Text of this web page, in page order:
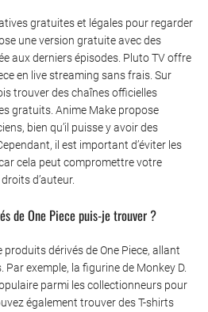
gratuites et légales pour regarder
une version gratuite avec des
aux derniers épisodes. Pluto TV offre
en live streaming sans frais. Sur
trouver des chaînes officielles
gratuits. Anime Make propose
bien qu’il puisse y avoir des
il est important d’éviter les
cela peut compromettre votre
d’auteur.
de One Piece puis-je trouver ?
dérivés de One Piece, allant
exemple, la figurine de Monkey D.
parmi les collectionneurs pour
également trouver des T-shirts